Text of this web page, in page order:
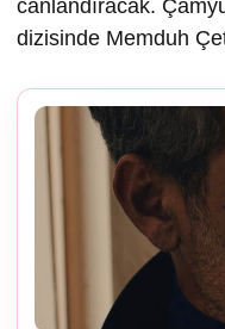
canlandıracak.
dizisinde Memduh